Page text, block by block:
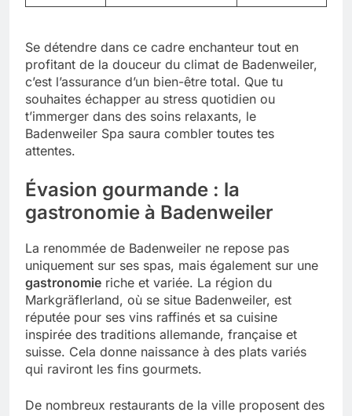
Se détendre dans ce cadre enchanteur tout en
profitant de la douceur du climat de Badenweiler,
c’est l’assurance d’un bien-être total. Que tu
souhaites échapper au stress quotidien ou
t’immerger dans des soins relaxants, le
Badenweiler Spa saura combler toutes tes
attentes.
Évasion gourmande : la
gastronomie à Badenweiler
La renommée de Badenweiler ne repose pas
uniquement sur ses spas, mais également sur une
gastronomie riche et variée. La région du
Markgräflerland, où se situe Badenweiler, est
réputée pour ses vins raffinés et sa cuisine
inspirée des traditions allemande, française et
suisse. Cela donne naissance à des plats variés
qui raviront les fins gourmets.
De nombreux restaurants de la ville proposent des